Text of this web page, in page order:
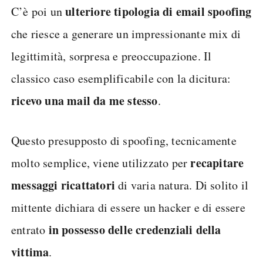
C’è poi unulteriore tipologia di email spoofing
che riesce a generare un impressionante mix di
legittimità, sorpresa e preoccupazione. Il
classico caso esemplificabile con la dicitura:
ricevo una mail da me stesso.
Questo presupposto di spoofing, tecnicamente
molto semplice, viene utilizzato perrecapitare
messaggi ricattatori di varia natura. Di solito il
mittente dichiara di essere un hacker e di essere
entrato in possesso delle credenziali della
vittima.